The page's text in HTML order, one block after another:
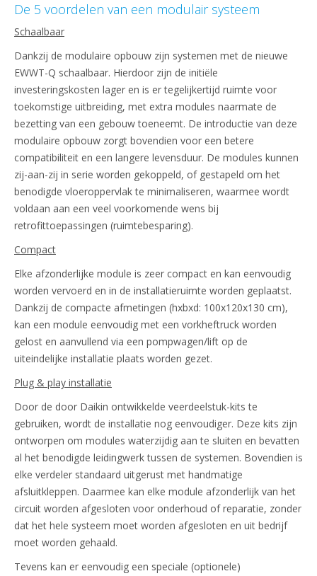
De 5 voordelen van een modulair systeem
Schaalbaar
Dankzij de modulaire opbouw zijn systemen met de nieuwe
EWWT-Q schaalbaar. Hierdoor zijn de initiële
investeringskosten lager en is er tegelijkertijd ruimte voor
toekomstige uitbreiding, met extra modules naarmate de
bezetting van een gebouw toeneemt. De introductie van deze
modulaire opbouw zorgt bovendien voor een betere
compatibiliteit en een langere levensduur. De modules kunnen
zij-aan-zij in serie worden gekoppeld, of gestapeld om het
benodigde vloeroppervlak te minimaliseren, waarmee wordt
voldaan aan een veel voorkomende wens bij
retrofittoepassingen (ruimtebesparing).
Compact
Elke afzonderlijke module is zeer compact en kan eenvoudig
worden vervoerd en in de installatieruimte worden geplaatst.
Dankzij de compacte afmetingen (hxbxd: 100x120x130 cm),
kan een module eenvoudig met een vorkheftruck worden
gelost en aanvullend via een pompwagen/lift op de
uiteindelijke installatie plaats worden gezet.
Plug & play installatie
Door de door Daikin ontwikkelde veerdeelstuk-kits te
gebruiken, wordt de installatie nog eenvoudiger. Deze kits zijn
ontworpen om modules waterzijdig aan te sluiten en bevatten
al het benodigde leidingwerk tussen de systemen. Bovendien is
elke verdeler standaard uitgerust met handmatige
afsluitkleppen. Daarmee kan elke module afzonderlijk van het
circuit worden afgesloten voor onderhoud of reparatie, zonder
dat het hele systeem moet worden afgesloten en uit bedrijf
moet worden gehaald.
Tevens kan er eenvoudig een speciale (optionele)